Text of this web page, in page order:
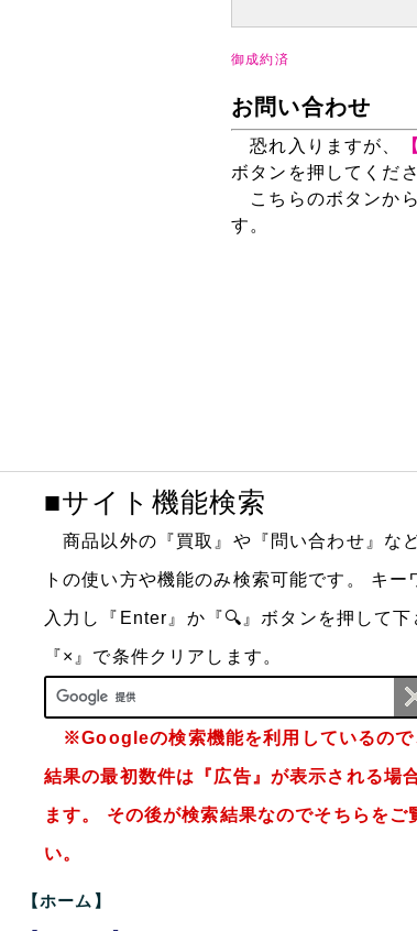
御成約済
お問い合わせ
恐れ入りますが、
ボタンを押してくださ
こちらのボタンか
す。
■サイト機能検索
商品以外の『買取』や『問い合わせ』な
トの使い方や機能のみ検索可能です。 キー
入力し『Enter』か『🔍』ボタンを押して下
『×』で条件クリアします。
※Googleの検索機能を利用しているので
結果の最初数件は『広告』が表示される場
ます。 その後が検索結果なのでそちらをご
い。
【ホーム】